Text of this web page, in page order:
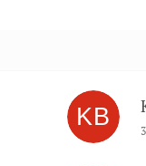
KB